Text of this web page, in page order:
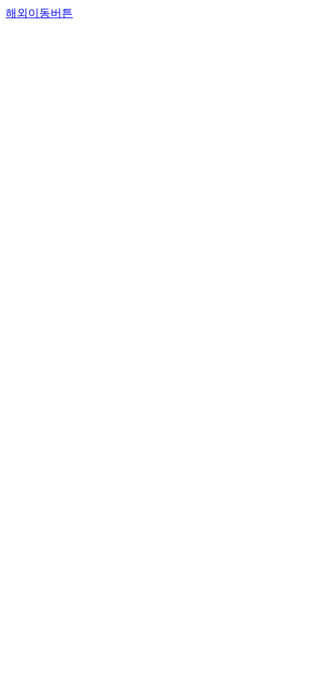
해외이동버튼